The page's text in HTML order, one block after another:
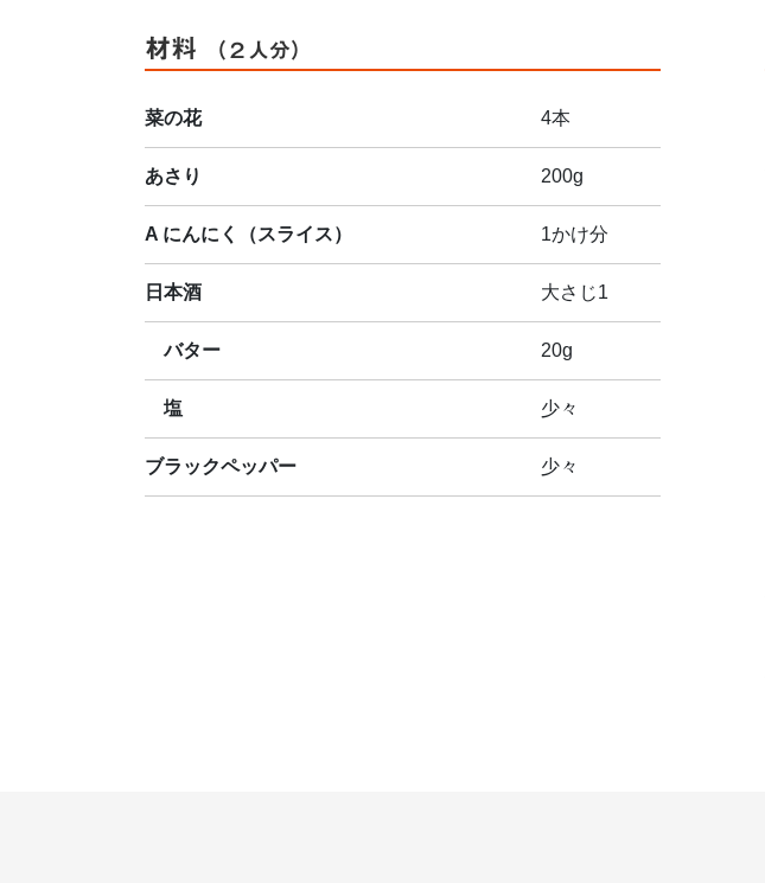
材料 （２人分）
菜の花 4本
あさり 200g
A にんにく（スライス） 1かけ分
日本酒 大さじ1
バター 20g
塩 少々
ブラックペッパー 少々